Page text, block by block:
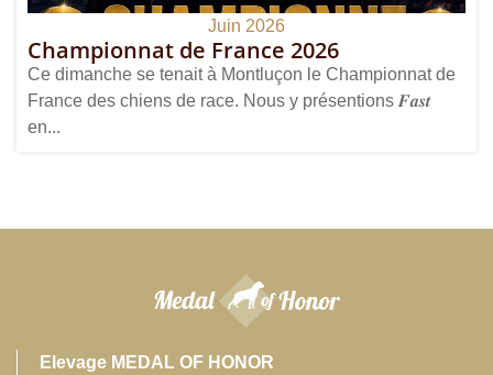
Juin 2026
Championnat de France 2026
Ce dimanche se tenait à Montluçon le Championnat de
France des chiens de race. Nous y présentions 𝑭𝒂𝒔𝒕
en...
Elevage MEDAL OF HONOR